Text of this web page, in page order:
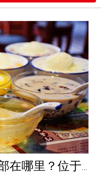
五条人糖水铺加盟总部在哪里？位于福建厦门欢迎大家前来考察